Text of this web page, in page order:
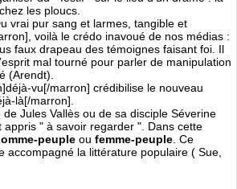
les ploucs.
vrai pur sang et larmes, tangible et
voilà le crédo inavoué de nos médias :
faux drapeau des témoignes faisant foi. Il
mal tourné pour parler de manipulation
(Arendt).
vu[/marron] crédibilise le nouveau
là[/marron].
de Jules Vallès ou de sa disciple Séverine
appris " à savoir regarder ". Dans cette
peuple ou femme-peuple . Ce
accompagné la littérature populaire ( Sue,